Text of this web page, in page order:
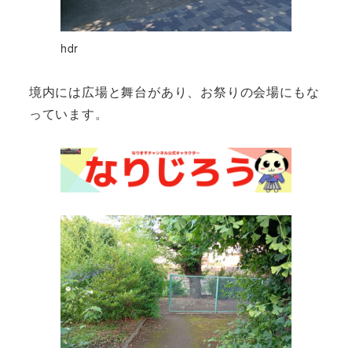
hdr
境内には広場と舞台があり、お祭りの会場にもな
っています。